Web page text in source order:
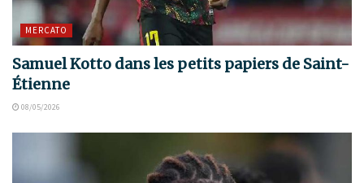
MERCATO
Samuel Kotto dans les petits papiers de Saint-
Étienne
08/05/2026